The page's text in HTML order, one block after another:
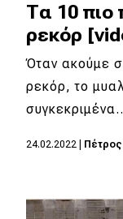
Τα 10 πιο
ρεκόρ
Όταν ακούμε
ρεκόρ, το
24.02.2022